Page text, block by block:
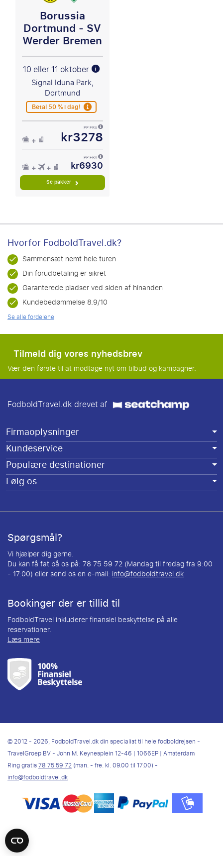
Borussia
Dortmund - SV
Werder Bremen
10 eller 11 oktober
Signal Iduna Park,
Dortmund
Betal 50 % i dag!
PP FRA
kr3278
PP FRA
kr6930
Se pakker
Hvorfor FodboldTravel.dk?
Sammensæt nemt hele turen
Din forudbetaling er sikret
Garanterede pladser ved siden af hinanden
Kundebedømmelse 8.9/10
Se alle fordelene
Tilmeld dig vores nyhedsbrev
Vær den første til at modtage nyt om tilbud og kampagner.
FodboldTravel.dk drevet af
Firmaoplysninger
Kundeservice
Populære destinationer
Følg os
Spørgsmål?
Vi hjælper dig gerne.
Du kan få fat på os på: 78 75 59 72 (Mandag til fredag fra 9:00
- 17:00) eller send os en e-mail: info@fodboldtravel.dk
Bookinger der er tillid til
FodboldTravel inkluderer finansiel beskyttelse på alle
reservationer.
Læs mere
© 2012 - 2026, FodboldTravel.dk din specialist til hele fodboldrejsen -
TravelGroep BV - John M. Keynesplein 12-46 | 1066EP | Amsterdam
Ring gratis78 75 59 72(man. - fre. kl. 09.00 til 17.00) -
info@fodboldtravel.dk